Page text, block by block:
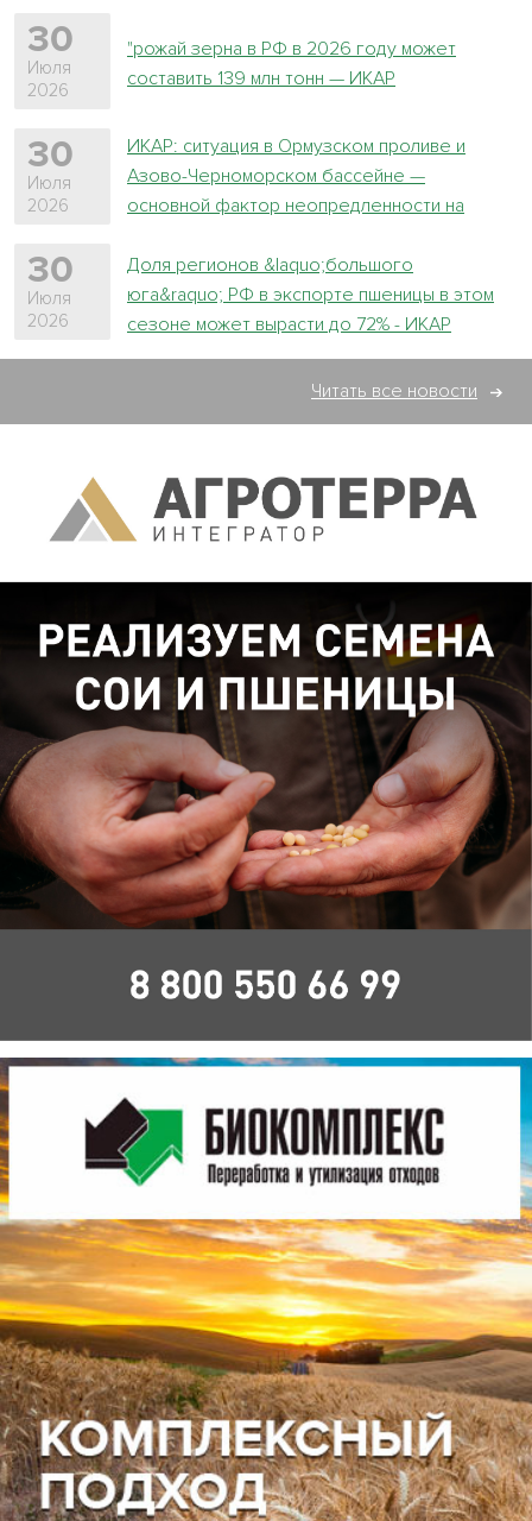
30
Июля
2026
"рожай зерна в РФ в 2026 году может
составить 139 млн тонн — ИКАР
30
Июля
2026
ИКАР: ситуация в Ормузском проливе и
Азово-Черноморском бассейне —
основной фактор неопредленности на
30
Июля
2026
Доля регионов &laquo;большого
юга&raquo; РФ в экспорте пшеницы в этом
сезоне может вырасти до 72% - ИКАР
Читать все новости